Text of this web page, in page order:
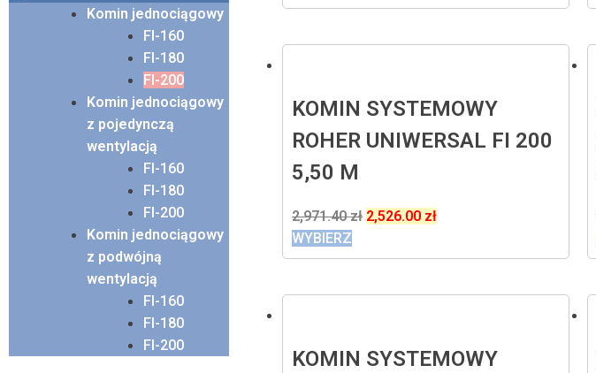
Komin jednociągowy
FI-160
FI-180
FI-200
Komin jednociągowy
z pojedynczą
wentylacją
FI-160
FI-180
FI-200
Komin jednociągowy
z podwójną
wentylacją
FI-160
FI-180
FI-200
KOMIN SYSTEMOWY
ROHER UNIWERSAL FI 200
5,50 M
2,971.40zł 2,526.00 zł
WYBIERZ
KOMIN SYSTEMOWY